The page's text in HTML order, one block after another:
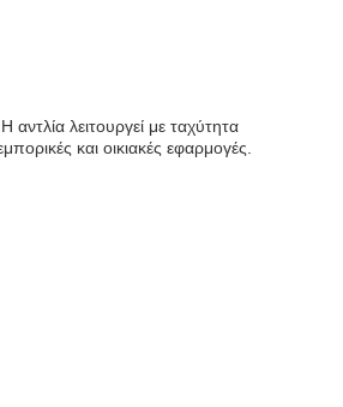
αντλία λειτουργεί με ταχύτητα
και οικιακές εφαρμογές.